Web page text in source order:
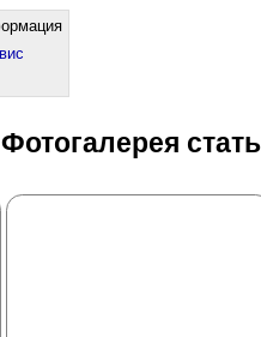
Фотогалерея